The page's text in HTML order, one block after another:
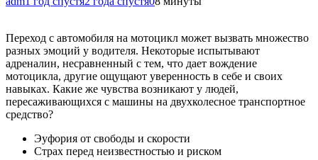
Переход с автомобиля на мотоцикл может вызвать множество
разных эмоций у водителя. Некоторые испытывают
адреналин, несравненный с тем, что дает вождение
мотоцикла, другие ощущают уверенность в себе и своих
навыках. Какие же чувства возникают у людей,
пересаживающихся с машины на двухколесное транспортное
средство?
Эуфория от свободы и скорости
Страх перед неизвестностью и риском